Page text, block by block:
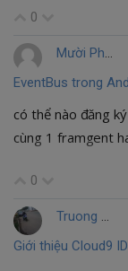
0
Mười Phạm
EventBus trong
có thể nào đăng
cùng 1 framgent
0
Truong Chi Nhan